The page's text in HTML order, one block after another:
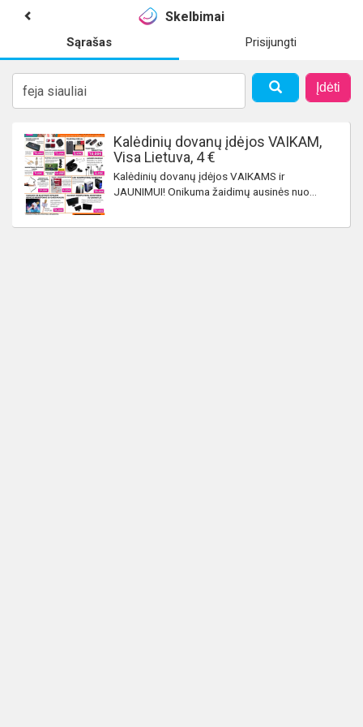
Skelbimai
Sąrašas Prisijungti
Įdėti
Kalėdinių dovanų įdėjos VAIKAM,
Visa Lietuva, 4 €
Kalėdinių dovanų įdėjos VAIKAMS ir
JAUNIMUI! Onikuma žaidimų ausinės nuo...